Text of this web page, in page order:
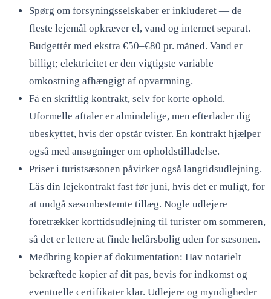
Spørg om forsyningsselskaber er inkluderet — de
fleste lejemål opkræver el, vand og internet separat.
Budgettér med ekstra €50–€80 pr. måned. Vand er
billigt; elektricitet er den vigtigste variable
omkostning afhængigt af opvarmning.
Få en skriftlig kontrakt, selv for korte ophold.
Uformelle aftaler er almindelige, men efterlader dig
ubeskyttet, hvis der opstår tvister. En kontrakt hjælper
også med ansøgninger om opholdstilladelse.
Priser i turistsæsonen påvirker også langtidsudlejning.
Lås din lejekontrakt fast før juni, hvis det er muligt, for
at undgå sæsonbestemte tillæg. Nogle udlejere
foretrækker korttidsudlejning til turister om sommeren,
så det er lettere at finde helårsbolig uden for sæsonen.
Medbring kopier af dokumentation: Hav notarielt
bekræftede kopier af dit pas, bevis for indkomst og
eventuelle certifikater klar. Udlejere og myndigheder